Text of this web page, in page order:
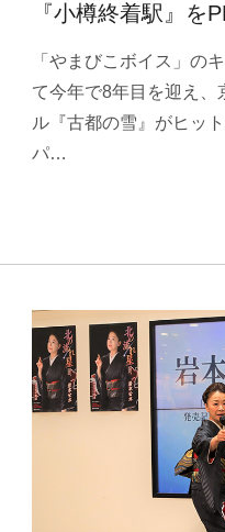
『小樽終着駅』を
「やまびこボイス」の
て今年で8年目を迎え
ル『古都の雪』がヒッ
パ…